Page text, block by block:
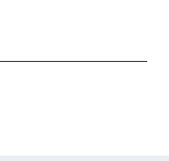
esterno - Apertura in
in nuova finestra
di posta
scelta meno